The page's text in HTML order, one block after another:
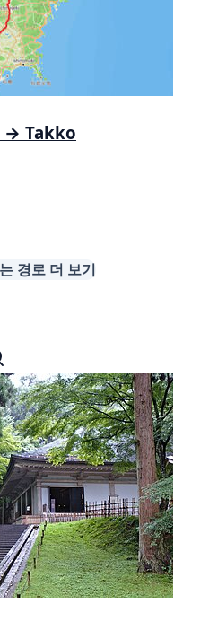
→ Takko
경로 더 보기